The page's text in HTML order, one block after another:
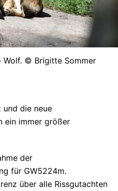
Wolf. © Brigitte Sommer
und die neue
ein immer größer
der
für GW5224m.
über alle Rissgutachten